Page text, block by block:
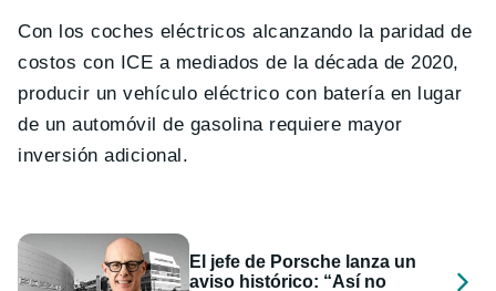
Con los coches eléctricos alcanzando la paridad de
costos con ICE a mediados de la década de 2020,
producir un vehículo eléctrico con batería en lugar
de un automóvil de gasolina requiere mayor
inversión adicional.
El jefe de Porsche lanza un
aviso histórico: “Así no